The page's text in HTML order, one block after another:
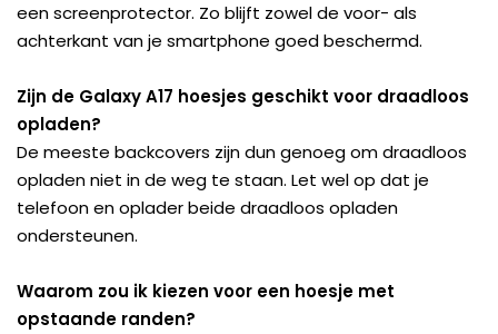
een screenprotector. Zo blijft zowel de voor- als
achterkant van je smartphone goed beschermd.
Zijn de Galaxy A17 hoesjes geschikt voor draadloos
opladen?
De meeste backcovers zijn dun genoeg om draadloos
opladen niet in de weg te staan. Let wel op dat je
telefoon en oplader beide draadloos opladen
ondersteunen.
Waarom zou ik kiezen voor een hoesje met
opstaande randen?